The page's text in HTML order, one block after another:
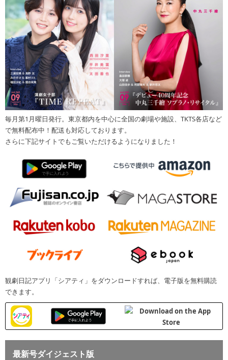
毎月第1月曜日発行。東京都内を中心に全国の劇場や施設、TKTS各店など
で無料配布中！配送も対応しております。
さらに下記サイトでもご覧いただけるようになりました！
観劇日記アプリ「シアティ」をダウンロードすれば、電子版を無料購読
できます。
最新号ダイジェスト版